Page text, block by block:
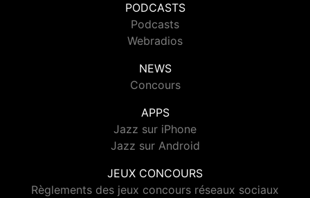
PODCASTS
Podcasts
Webradios
NEWS
Concours
APPS
Jazz sur iPhone
Jazz sur Android
JEUX CONCOURS
Règlements des jeux concours réseaux sociaux